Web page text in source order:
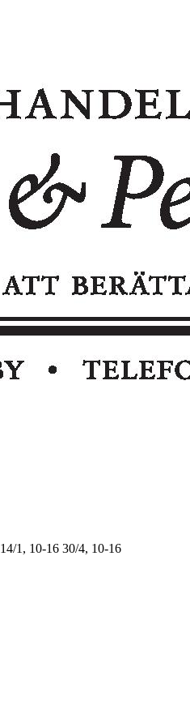
14/1, 10-16 30/4, 10-16